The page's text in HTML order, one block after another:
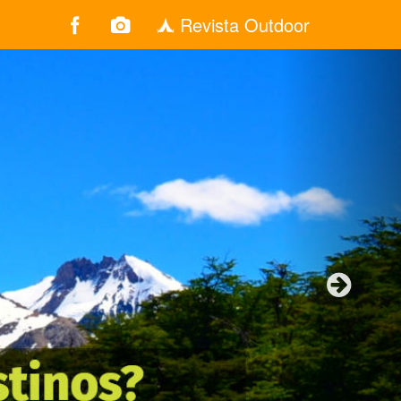
Revista Outdoor